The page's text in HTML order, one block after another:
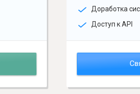
Доработка
Доступ к API